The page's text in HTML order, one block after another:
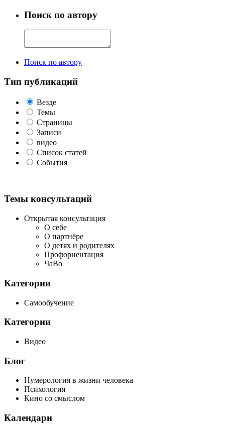
Поиск по автору
Поиск по автору
Тип публикаций
Везде
Темы
Страницы
Записи
видео
Список статей
События
Темы консультаций
Открытая консультация
О себе
О партнёре
О детях и родителях
Профориентация
ЧаВо
Категории
Самообучение
Категории
Видео
Блог
Нумерология в жизни человека
Психология
Кино со смыслом
Календари